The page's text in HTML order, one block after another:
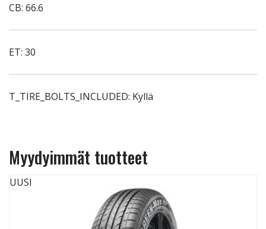
CB: 66.6
ET: 30
T_TIRE_BOLTS_INCLUDED: Kyllä
Myydyimmät tuotteet
UUSI